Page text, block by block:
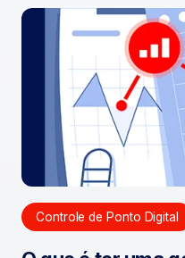
Controle de Ponto Digital